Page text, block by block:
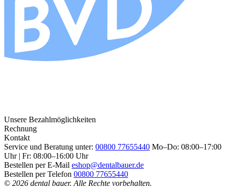
Unsere Bezahlmöglichkeiten
Rechnung
Kontakt
Service und Beratung unter: 00800 77655440 Mo–Do: 08:00–17:00
Uhr | Fr: 08:00–16:00 Uhr
Bestellen per E-Mail eshop@dentalbauer.de
Bestellen per Telefon 00800 77655440
© 2026 dental bauer. Alle Rechte vorbehalten.